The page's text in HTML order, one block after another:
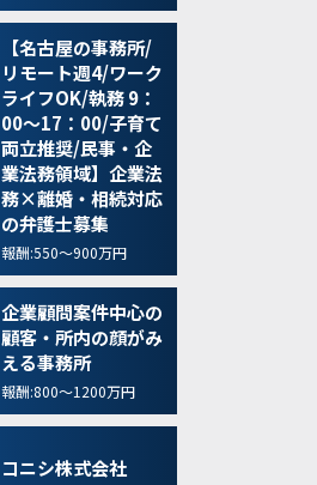
【名古屋の事務所/
リモート週4/ワーク
ライフOK/執務 9：
00～17：00/子育て
両立推奨/民事・企
業法務領域】企業法
務×離婚・相続対応
の弁護士募集
報酬:550～900万円
企業顧問案件中心の
顧客・所内の顔がみ
える事務所
報酬:800～1200万円
コニシ株式会社